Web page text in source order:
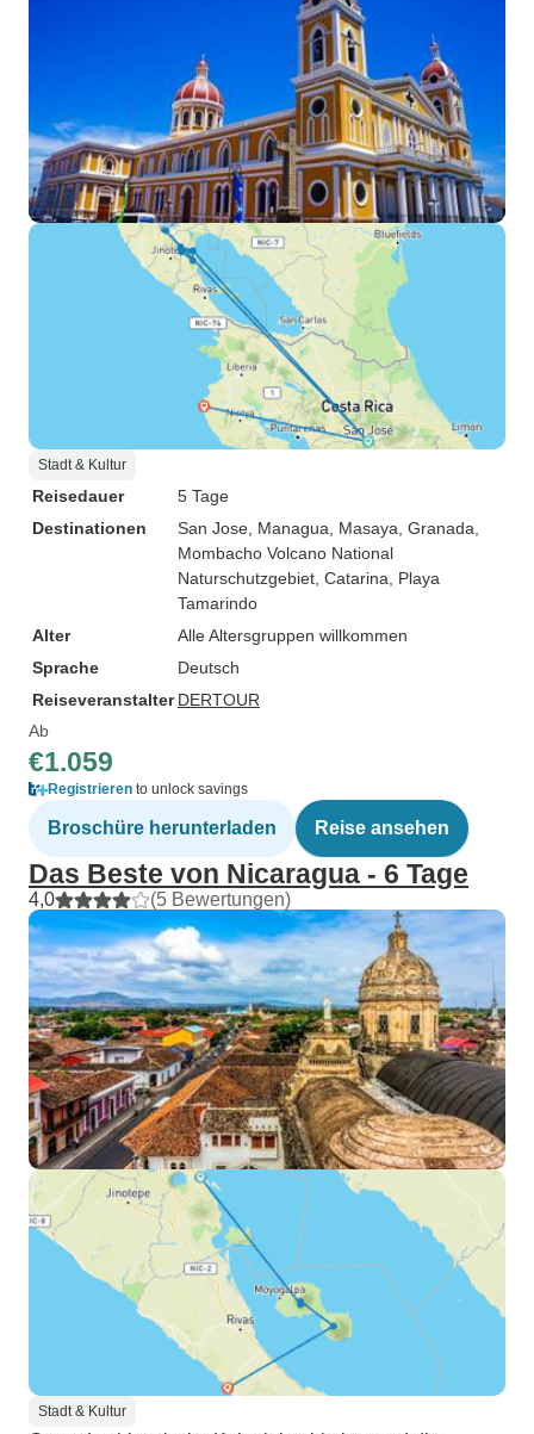
Stadt & Kultur
Reisedauer
5 Tage
Destinationen
San Jose , Managua , Masaya , Granada
Mombacho Volcano National
Naturschutzgebiet , Catarina , Playa
Tamarindo
Alter
Alle Altersgruppen willkommen
Sprache
Deutsch
Reiseveranstalter DERTOUR
Ab
€1.059
Registrieren to unlock savings
Broschüre herunterladen Reise ansehen
Das Beste von Nicaragua - 6 Tage
4,0 (5 Bewertungen)
Stadt & Kultur